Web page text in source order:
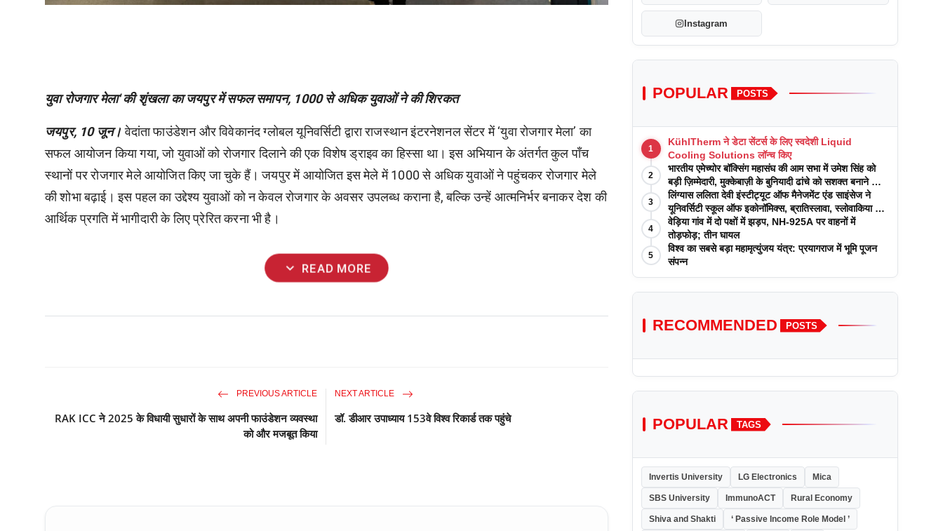
युवा रोजगार मेला' की शृंखला का जयपुर में सफल समापन, 1000 से अधिक युवाओं ने की शिरकत
जयपुर, 10 जून।वेदांता फाउंडेशन और विवेकानंद ग्लोबल यूनिवर्सिटी द्वारा राजस्थान इंटरनेशनल सेंटर में ‘युवा रोजगार मेला’ का
सफल आयोजन किया गया, जो युवाओं को रोजगार दिलाने की एक विशेष ड्राइव का हिस्सा था। इस अभियान के अंतर्गत कुल पाँच
स्थानों पर रोजगार मेले आयोजित किए जा चुके हैं। जयपुर में आयोजित इस मेले में 1000 से अधिक युवाओं ने पहुंचकर रोजगार मेले
की शोभा बढ़ाई। इस पहल का उद्देश्य युवाओं को न केवल रोजगार के अवसर उपलब्ध कराना है, बल्कि उन्हें आत्मनिर्भर बनाकर देश की
आर्थिक प्रगति में भागीदारी के लिए प्रेरित करना भी है।
expand_more READ MORE
PREVIOUS ARTICLE
RAK ICC ने 2025 के विधायी सुधारों के साथ अपनी फाउंडेशन व्यवस्था
को और मजबूत किया
NEXT ARTICLE
डॉ. डीआर उपाध्याय 153वे विश्व रिकार्ड तक पहुंचे
Instagram
POPULAR POSTS
1
KühlTherm ने डेटा सेंटर्स के लिए स्वदेशी Liquid
Cooling Solutions लॉन्च किए
2
भारतीय एमेच्योर बॉक्सिंग महासंघ की आम सभा में उमेश सिंह को
बड़ी ज़िम्मेदारी, मुक्केबाज़ी के बुनियादी ढांचे को सशक्त बनाने का
वादा
3
लिंग्यास ललिता देवी इंस्टीट्यूट ऑफ मैनेजमेंट एंड साइंसेज ने
यूनिवर्सिटी स्कूल ऑफ इकोनॉमिक्स, ब्रातिस्लावा, स्लोवाकिया के
साथ अकादमिक पत्रिकाओं में प्रकाशन रणनीतियों पर एक
दिवसीय कार्यशाला का आयोजन किया
4
वेड़िया गांव में दो पक्षों में झड़प, NH-925A पर वाहनों में
तोड़फोड़; तीन घायल
5
विश्व का सबसे बड़ा महामृत्युंजय यंत्र: प्रयागराज में भूमि पूजन
संपन्न
RECOMMENDED POSTS
POPULAR TAGS
Invertis University LG Electronics Mica
SBS University ImmunoACT Rural Economy
Shiva and Shakti ‘ Passive Income Role Model ’